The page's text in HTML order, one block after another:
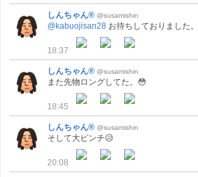
しんちゃん® @susamishin
@kabuojisan28 お待ちしておりました。
18:37
しんちゃん® @susamishin
また先物ロングしてた。😳
18:45
しんちゃん® @susamishin
そして大ピンチ😥
20:08